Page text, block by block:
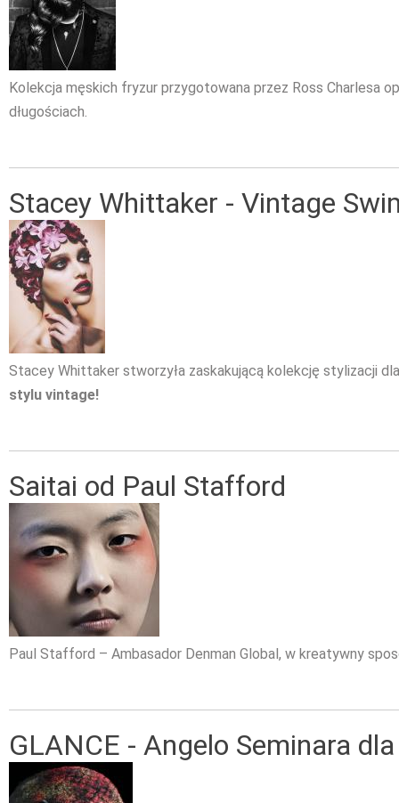
Kolekcja męskich fryzur przygotowana przez Ross Charlesa
długościach.
Stacey Whittaker - Vintage
Stacey Whittaker stworzyła zaskakującą kolekcję stylizacji
stylu vintage!
Saitai od Paul Stafford
Paul Stafford – Ambasador Denman Global, w kreatywny
GLANCE - Angelo Seminara